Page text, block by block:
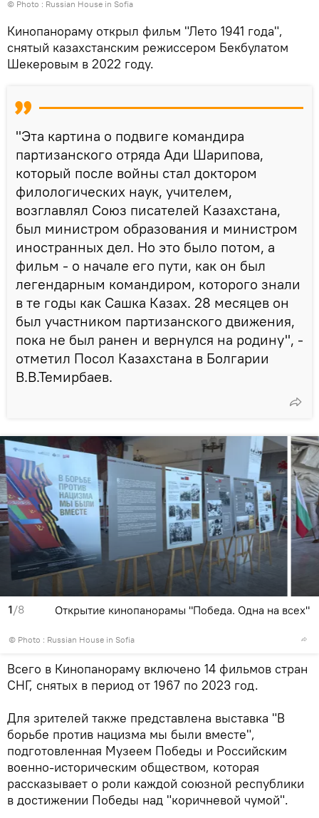
© Photo : Russian House in Sofia
Кинопанораму открыл фильм "Лето 1941 года",
снятый казахстанским режиссером Бекбулатом
Шекеровым в 2022 году.
"Эта картина о подвиге командира
партизанского отряда Ади Шарипова,
который после войны стал доктором
филологических наук, учителем,
возглавлял Союз писателей Казахстана,
был министром образования и министром
иностранных дел. Но это было потом, а
фильм - о начале его пути, как он был
легендарным командиром, которого знали
в те годы как Сашка Казах. 28 месяцев он
был участником партизанского движения,
пока не был ранен и вернулся на родину", -
отметил Посол Казахстана в Болгарии
В.В.Темирбаев.
1/8
© Photo : Russian House in Sofia
Открытие кинопанорамы "Победа. Одна на всех"
Всего в Кинопанораму включено 14 фильмов стран
СНГ, снятых в период от 1967 по 2023 год.
Для зрителей также представлена выставка "В
борьбе против нацизма мы были вместе",
подготовленная Музеем Победы и Российским
военно-историческим обществом, которая
рассказывает о роли каждой союзной республики
в достижении Победы над "коричневой чумой".